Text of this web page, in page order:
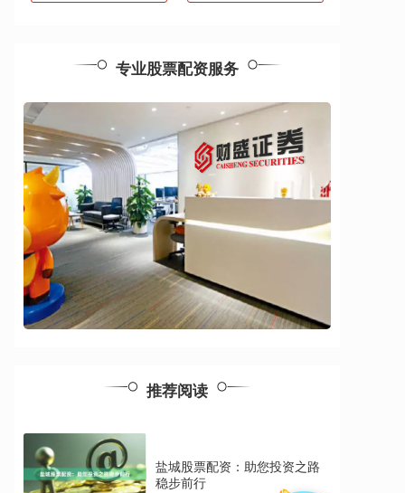
专业股票配资服务
推荐阅读
盐城股票配资：助您投资之路
稳步前行